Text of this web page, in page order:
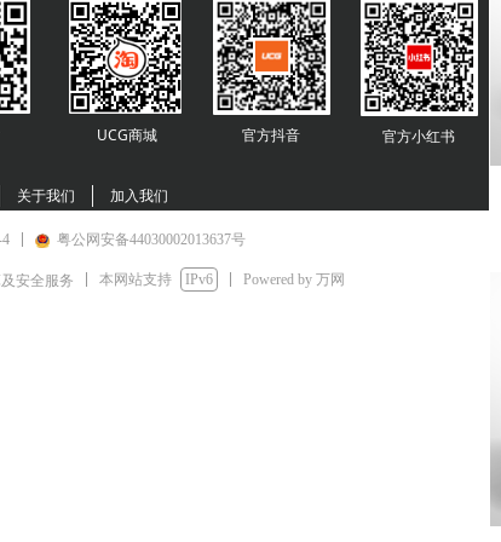
关于我们 加入我们
UCG商城 官方抖音 官方小红书
粤公网安备44030002013637号
安全服务 本网站支持 IPv6 Powered by 万网